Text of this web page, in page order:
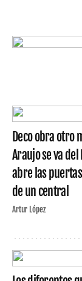
Deco obra otro
Araujo se va del
abre las
de un central
Artur López